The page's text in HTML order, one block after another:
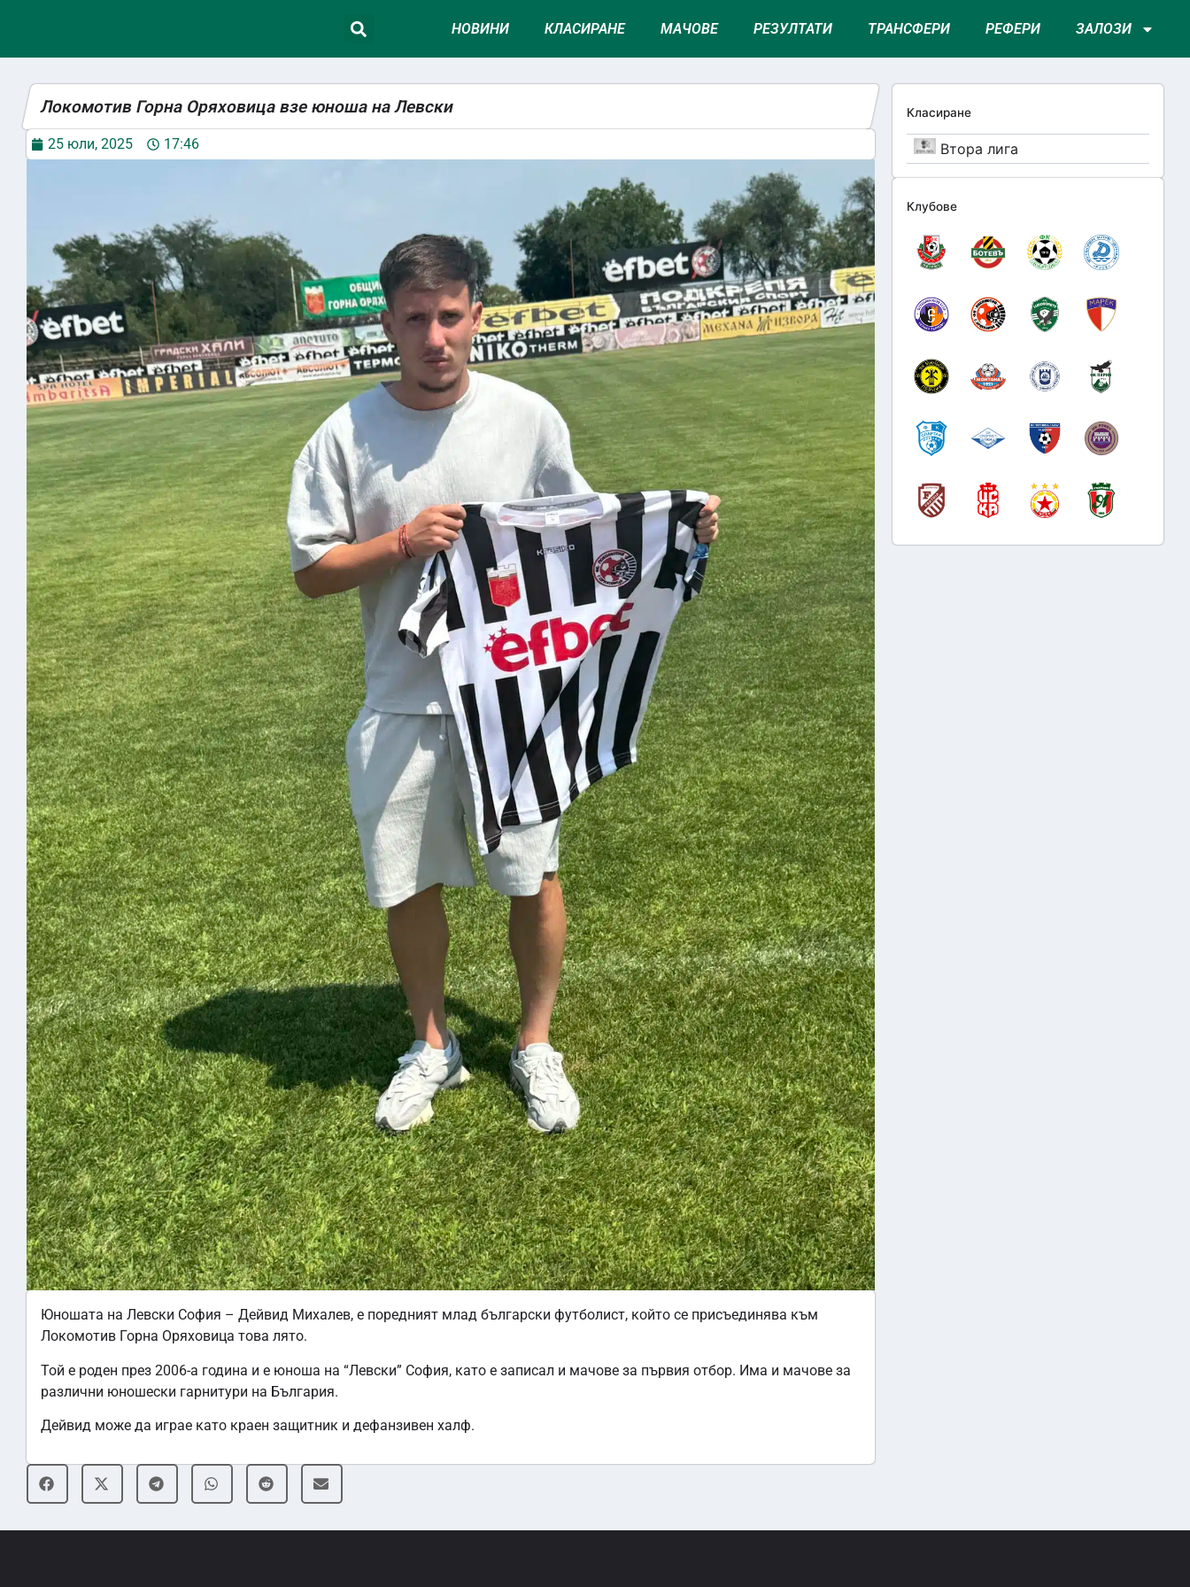
НОВИНИ КЛАСИРАНЕ МАЧОВЕ РЕЗУЛТАТИ ТРАНСФЕРИ РЕФЕРИ ЗАЛОЗИ
Класиране
Втора лига
Клубове
Локомотив Горна Оряховица взе юноша на Левски
25 юли, 2025 17:46
Юношата на Левски София – Дейвид Михалев, е поредният млад български футболист, който се присъединява към
Локомотив Горна Оряховица това лято.
Той е роден през 2006-а година и е юноша на “Левски” София, като е записал и мачове за първия отбор. Има и мачове за
различни юношески гарнитури на България.
Дейвид може да играе като краен защитник и дефанзивен халф.